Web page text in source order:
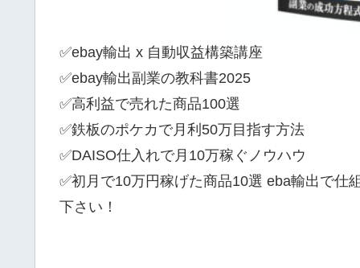
✅ebay輸出 x 自動収益構築講座
✅ebay輸出副業の教科書2025
✅高利益で売れた商品100選
✅鉄板のポケカで月利50万目指す方法
✅DAISO仕入れで月10万稼ぐノウハウ
✅初月で10万円稼げた商品10選 eba輸出で仕
下さい！